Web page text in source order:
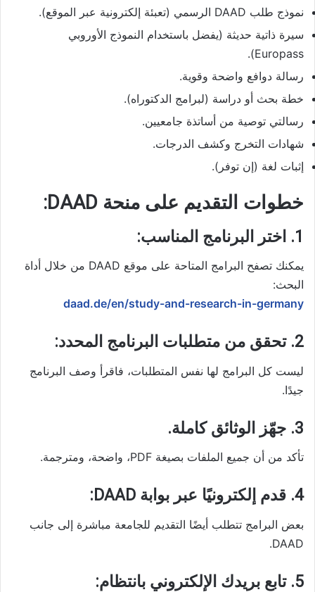
نموذج طلب DAAD الرسمي (تعبئة إلكترونية عبر الموقع).
سيرة ذاتية حديثة (يفضل باستخدام النموذج الأوروبي
Europass).
رسالة دوافع واضحة وقوية.
خطة بحث أو دراسة (لبرامج الدكتوراه).
رسالتي توصية من أساتذة جامعيين.
شهادات التخرج وكشف الدرجات.
إثبات لغة (إن توفر).
خطوات التقديم على منحة DAAD:
1. اختر البرنامج المناسب:
يمكنك تصفح البرامج المتاحة على موقع DAAD من خلال أداة
البحث:
daad.de/en/study-and-research-in-germany
2. تحقق من متطلبات البرنامج المحدد:
ليست كل البرامج لها نفس المتطلبات، فاقرأ وصف البرنامج
جيدًا.
3. جهّز الوثائق كاملة.
تأكد من أن جميع الملفات بصيغة PDF، واضحة، ومترجمة.
4. قدم إلكترونيًا عبر بوابة DAAD:
بعض البرامج تتطلب أيضًا التقديم للجامعة مباشرة إلى جانب
DAAD.
5. تابع بريدك الإلكتروني بانتظام: